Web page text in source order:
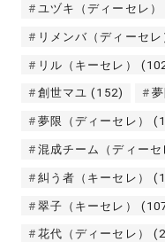
ユヅキ（ディーセレ）
リメンバ（ディーセレ
リル（キーセレ）
創世マユ (152)
夢限（ディーセレ）
混成チーム（ディーセ
糾う者（キーセレ）
翠子（キーセレ）
花代（ディーセレ）